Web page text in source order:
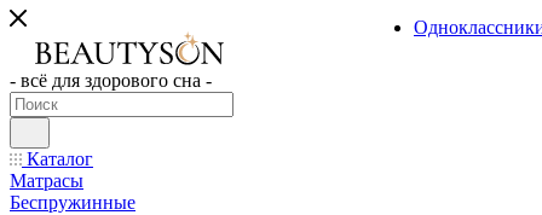
- всё для здорового сна -
Каталог
Матрасы
Беспружинные